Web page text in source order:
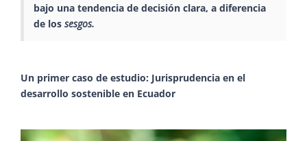
bajo una tendencia de decisión clara, a diferencia
de los sesgos.
Un primer caso de estudio: Jurisprudencia en el
desarrollo sostenible en Ecuador